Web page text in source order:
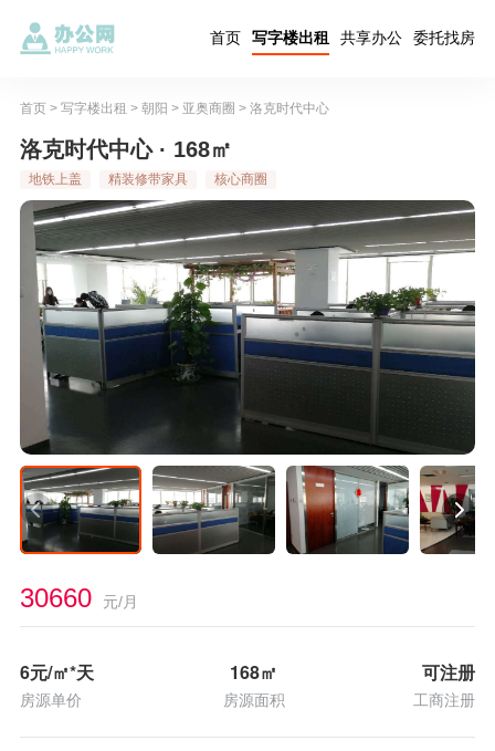
首页 写字楼出租 共享办公 委托找房
首页> 写字楼出租 > 朝阳 > 亚奥商圈 > 洛克时代中心
洛克时代中心 · 168㎡
地铁上盖 精装修带家具 核心商圈
30660 元/月
6元/㎡*天
房源单价
168㎡
房源面积
可注册
工商注册